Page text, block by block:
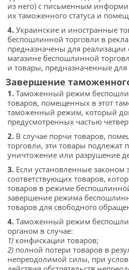
из него) с письменным
их таможенного статуса и
4. Украинские и иностранные
беспошлинной торговли в
предназначены для
магазине беспошлинной
и товары, предназначенные для
Завершение
1. Таможенный режим
товаров, помещенных в этот
таможенный режим, который
предусмотренных частью
2. В случае порчи товаров,
торговли, эти товары
уничтожение или разрушение
3. Если установленные законом
соответствующих товаров,
товаров в режиме
завершение режима
товаров для свободного
4. Таможенный режим
органом в случае:
1) конфискации товаров;
2) полной потери товаров в
непреодолимой силы, при